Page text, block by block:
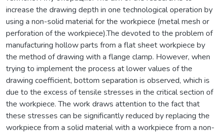
increase the drawing depth in one technological operation by
using a non-solid material for the workpiece (metal mesh or
perforation of the workpiece).The devoted to the problem of
manufacturing hollow parts from a flat sheet workpiece by
the method of drawing with a flange clamp. However, when
trying to implement the process at lower values of the
drawing coefficient, bottom separation is observed, which is
due to the excess of tensile stresses in the critical section of
the workpiece. The work draws attention to the fact that
these stresses can be significantly reduced by replacing the
workpiece from a solid material with a workpiece from a non-